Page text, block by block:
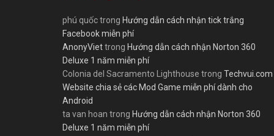
phú quốctrong Hướng dẫn cách nhận tick trắng
Facebook miễn phí
AnonyViettrong Hướng dẫn cách nhận Norton 360
Deluxe 1 năm miễn phí
Colonia del Sacramento Lighthouse trong Techvui.com
Website chia sẻ các Mod Game miễn phí dành cho
Android
ta van hoan trong Hướng dẫn cách nhận Norton 360
Deluxe 1 năm miễn phí